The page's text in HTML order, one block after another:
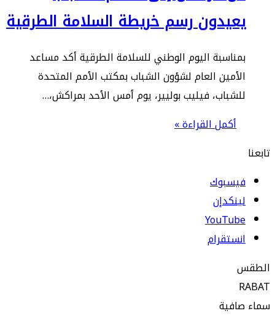
رسم خريطة السلامة الطرقية
اليوم الوطني للسلامة الطرقية أكد مساعد
العام لشؤون الشباب بمكتب الأمم المتحدة
فيليب بوليير، يوم أمس الأحد بمراكش،…
أكمل القراءة »